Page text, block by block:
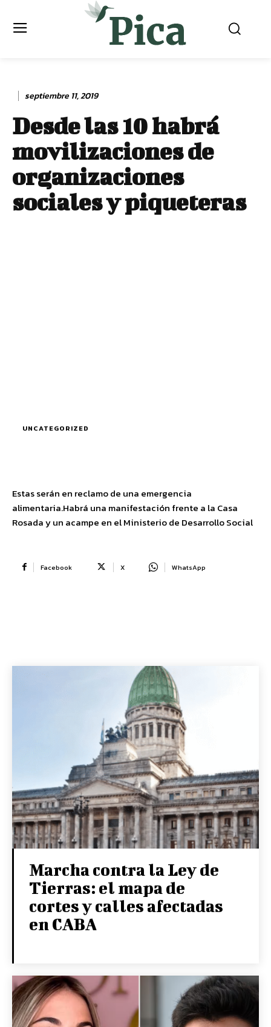
septiembre 11, 2019
Desde las 10 habrá
movilizaciones de
organizaciones
sociales y piqueteras
UNCATEGORIZED
Estas serán en reclamo de una emergencia
alimentaria.Habrá una manifestación frente a la Casa
Rosada y un acampe en el Ministerio de Desarrollo Social
Facebook X WhatsApp
Marcha contra la Ley de
Tierras: el mapa de
cortes y calles afectadas
en CABA